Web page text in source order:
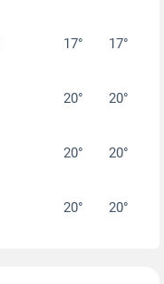
17° 17°
20° 20°
20° 20°
20° 20°